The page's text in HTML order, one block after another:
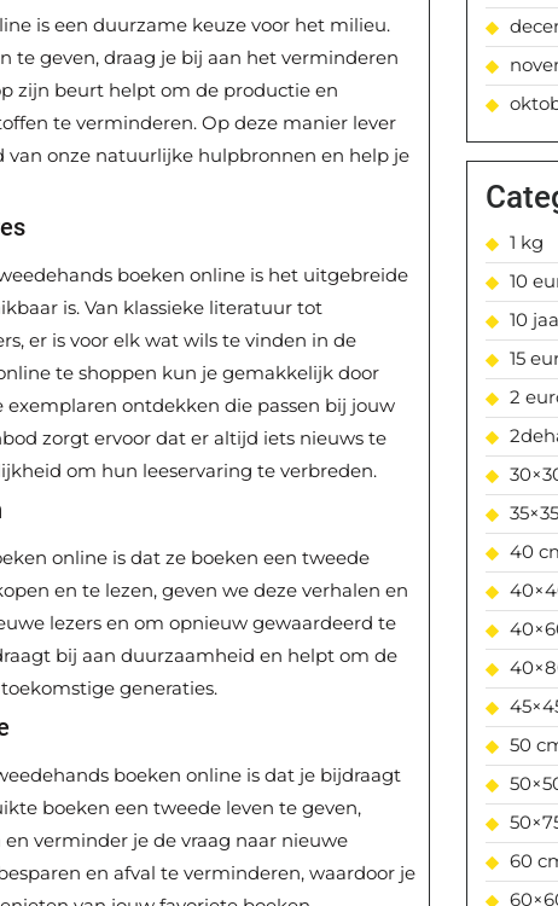
is een duurzame keuze voor het milieu.
te geven, draag je bij aan het verminderen
zijn beurt helpt om de productie en
te verminderen. Op deze manier lever
van onze natuurlijke hulpbronnen en help je
boeken online is het uitgebreide
is. Van klassieke literatuur tot
er is voor elk wat wils te vinden in de
te shoppen kun je gemakkelijk door
ontdekken die passen bij jouw
zorgt ervoor dat er altijd iets nieuws te
om hun leeservaring te verbreden.
online is dat ze boeken een tweede
en te lezen, geven we deze verhalen en
lezers en om opnieuw gewaardeerd te
bij aan duurzaamheid en helpt om de
generaties.
boeken online is dat je bijdraagt
boeken een tweede leven te geven,
verminder je de vraag naar nieuwe
en afval te verminderen, waardoor je
1 kg
10
10
15
2
35×35
40
50
60